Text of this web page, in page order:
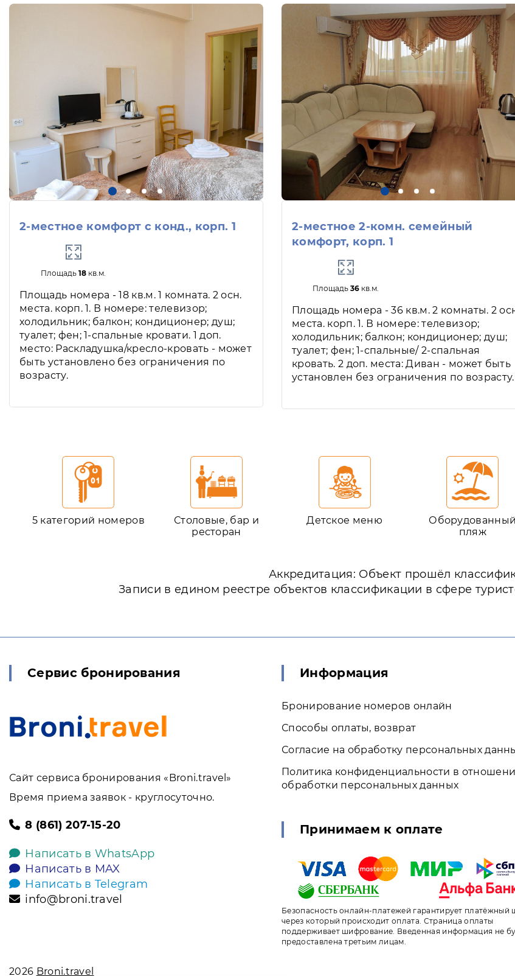
2-местное комфорт с конд., корп. 1
Площадь18 кв.м.
Площадь номера - 18 кв.м. 1 комната. 2 осн.
места. корп. 1. В номере: телевизор;
холодильник; балкон; кондиционер; душ;
туалет; фен; 1-спальные кровати. 1 доп.
место: Раскладушка/кресло-кровать - может
быть установлено без ограничения по
возрасту.
2-местное 2-комн. семейный
комфорт, корп. 1
Площадь36 кв.м.
Площадь номера - 36 кв.м. 2 комнаты. 2
места. корп. 1. В номере: телевизор;
холодильник; балкон; кондиционер; душ;
туалет; фен; 1-спальные/ 2-спальная
кровать. 2 доп. места: Диван - может быть
установлен без ограничения по возрасту.
5 категорий номеров
Столовые, бар и
ресторан
Детское меню
Оборудованный
пляж
Аккредитация: Объект прошёл
Записи в едином реестре объектов классификации в сфере
Сервис бронирования
Сайт сервиса бронирования «Broni.travel»
Время приема заявок - круглосуточно.
8 (861) 207-15-20
Написать в WhatsApp
Написать в MAX
Написать в Telegram
info@broni.travel
Информация
Бронирование номеров онлайн
Способы оплаты, возврат
Согласие на обработку персональных
Политика конфиденциальности в
обработки персональных данных
Принимаем к оплате
Безопасность онлайн-платежей гарантирует платёжный
через который происходит оплата. Страница оплаты
поддерживает шифрование. Введенная информация не
предоставлена третьим лицам.
2026 Broni.travel